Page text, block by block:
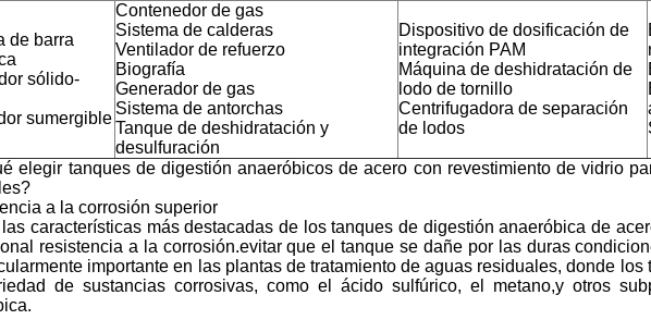
de barra
sólido-
sumergible
Contenedor de gas
Sistema de calderas
Ventilador de refuerzo
Biografía
Generador de gas
Sistema de antorchas
Tanque de deshidratación y
desulfuración
Dispositivo de dosificación de
integración PAM
Máquina de deshidratación de
lodo de tornillo
Centrifugadora de separación
de lodos
elegir tanques de digestión anaeróbicos de acero con revestimiento de vidrio
a la corrosión superior
características más destacadas de los tanques de digestión anaeróbica de
resistencia a la corrosión.evitar que el tanque se dañe por las duras
importante en las plantas de tratamiento de aguas residuales, donde los
de sustancias corrosivas, como el ácido sulfúrico, el metano,y otros